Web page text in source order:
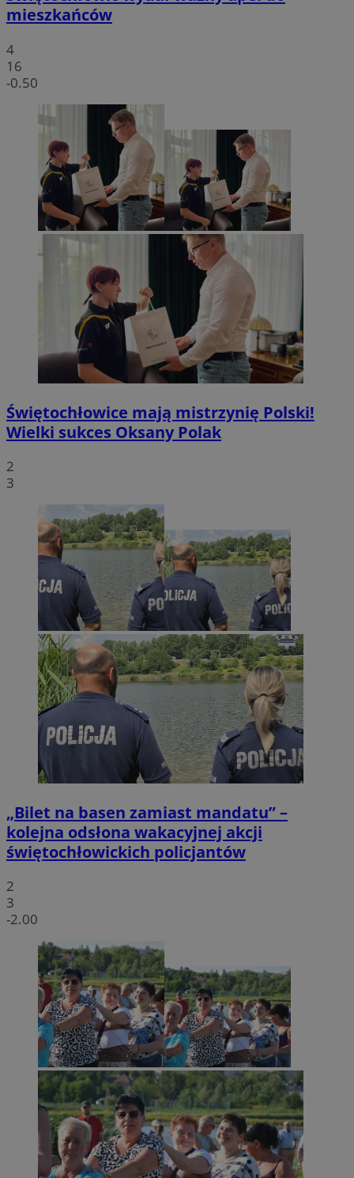
mieszkańców
4
16
-0.50
Świętochłowice mają mistrzynię Polski!
Wielki sukces Oksany Polak
2
3
„Bilet na basen zamiast mandatu” –
kolejna odsłona wakacyjnej akcji
świętochłowickich policjantów
2
3
-2.00